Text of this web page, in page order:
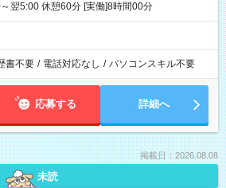
～翌5:00 休憩60分 [実働]8時間00分
書不要 / 電話対応なし / パソコンスキル不要
応募する 詳細へ
掲載日：2026.08.08
未読